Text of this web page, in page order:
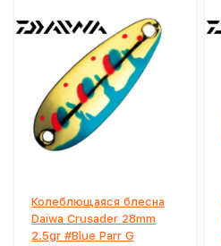
Колеблющаяся блесна
Daiwa Crusader 28mm
2.5gr #Blue Parr G